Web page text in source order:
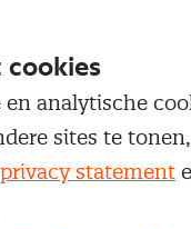
9 november
congres voor
De dag werd
cookies
analytische
sites te
privacy statement